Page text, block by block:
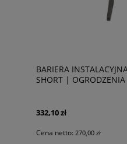
BARIERA
SHORT | OGRODZENIA
332,10 zł
Cena netto: 270,00 zł